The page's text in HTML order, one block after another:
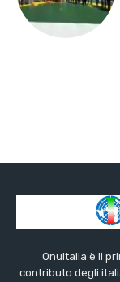
OnuItalia è il
contributo degli